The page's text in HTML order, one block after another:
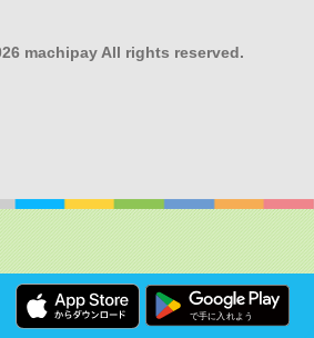
machipay All rights reserved.